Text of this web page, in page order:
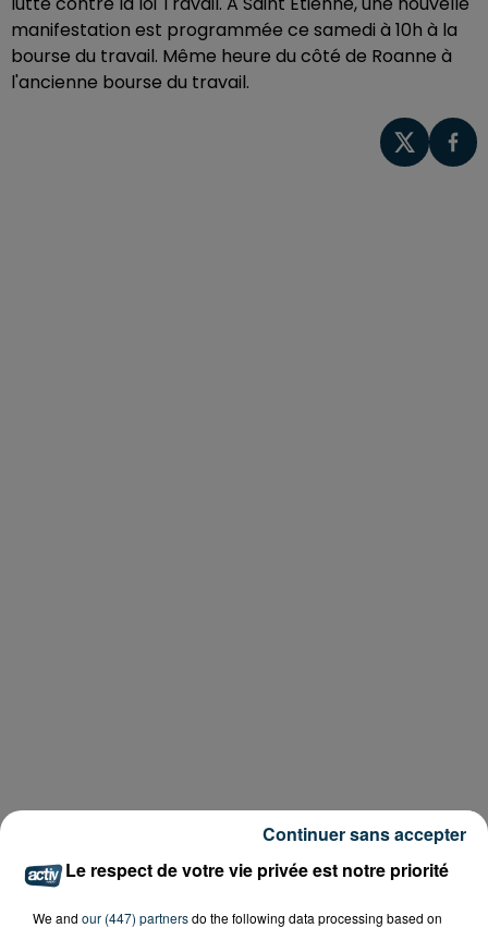
manifestation est programmée ce samedi à 10h à la
bourse du travail. Même heure du côté de Roanne à
l'ancienne bourse du travail.
Le respect de votre vie privée est notre priorité
We and our (447) partnersdo the following data processing based on
Continuer sans accepter